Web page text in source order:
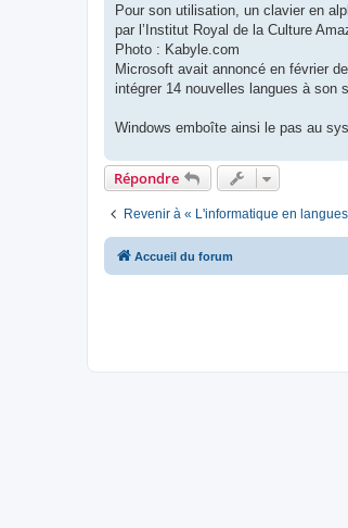
Pour son utilisation, un clavier en
par l’Institut Royal de la Culture
Photo : Kabyle.com
Microsoft avait annoncé en février
intégrer 14 nouvelles langues à son
Windows emboîte ainsi le pas au
Répondre
Revenir à « L'informatique en
Accueil du forum